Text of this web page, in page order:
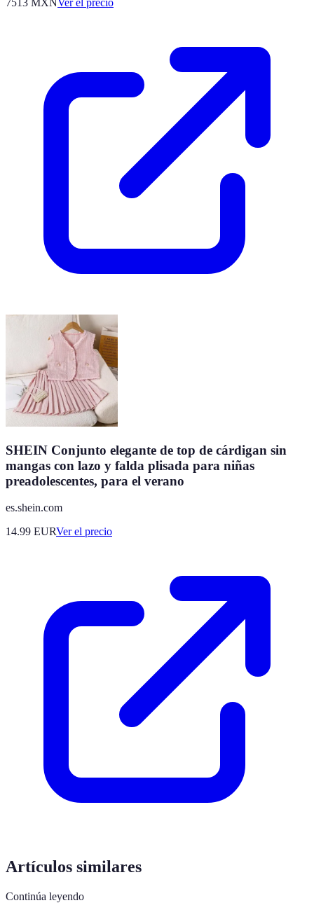
7513 MXNVer el precio
SHEIN Conjunto elegante de top de cárdigan sin
mangas con lazo y falda plisada para niñas
preadolescentes, para el verano
es.shein.com
14.99 EURVer el precio
Artículos similares
Continúa leyendo